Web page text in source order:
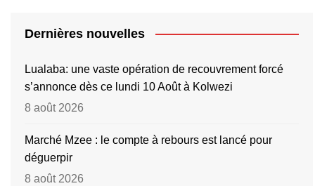
Dernières nouvelles
Lualaba: une vaste opération de recouvrement forcé
s’annonce dès ce lundi 10 Août à Kolwezi
8 août 2026
Marché Mzee : le compte à rebours est lancé pour
déguerpir
8 août 2026